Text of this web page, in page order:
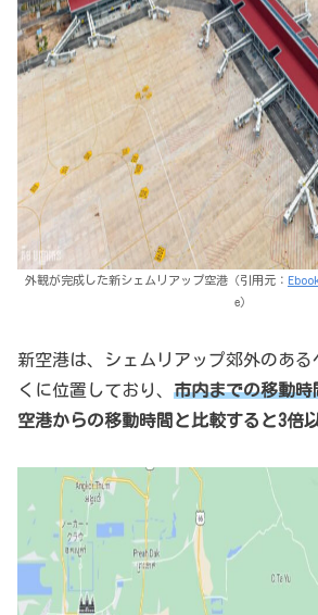
外観が完成した新シェムリアップ空港（引用元：
e）
新空港は、シェムリアップ郊外のあ
くに位置しており、 市内までの移動時
空港からの移動時間と比較すると3倍